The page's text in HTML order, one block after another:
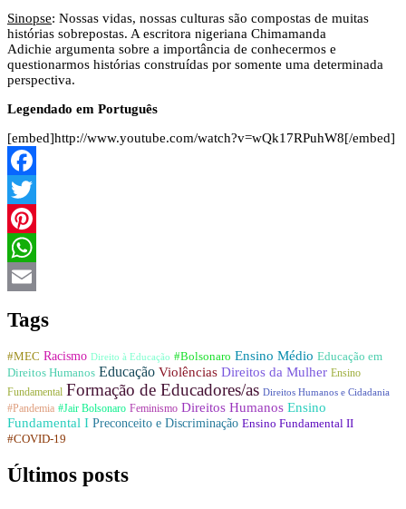
Sinopse: Nossas vidas, nossas culturas são compostas de muitas
histórias sobrepostas. A escritora nigeriana Chimamanda
Adichie argumenta sobre a importância de conhecermos e
questionarmos histórias construídas por somente uma determinada
perspectiva.
Legendado em Português
[embed]http://www.youtube.com/watch?v=wQk17RPuhW8[/embed]
Facebook
Twitter
Pinterest
WhatsApp
Tags
#MEC Racismo Direito à Educação #Bolsonaro Ensino Médio Educação em
Direitos Humanos Educação Violências Direitos da Mulher Ensino
Fundamental Formação de Educadores/as Direitos Humanos e Cidadania
#Pandemia #Jair Bolsonaro Feminismo Direitos Humanos Ensino
Fundamental I Preconceito e Discriminação Ensino Fundamental II
#COVID-19
Últimos posts